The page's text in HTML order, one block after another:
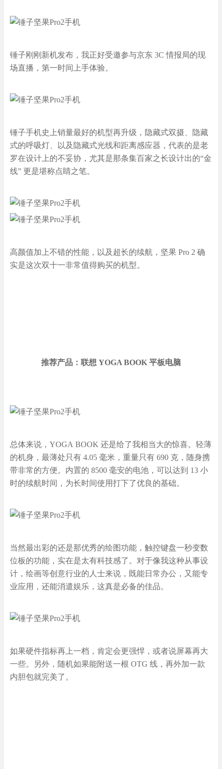
锤子刚刚新机发布，我正好受邀参与京东 3C 情报局的现
场直播，第一时间上手体验。
锤子手机史上销量最好的机型再升级，隐藏式双摄、隐藏
式的呼吸灯、以及隐藏式光线和距离感应器，代表的是老
罗在设计上的不妥协，尤其是那条集百家之长设计出的“金
线” 更是堪称点睛之笔。
高颜值加上不错的性能，以及超长的续航，坚果 Pro 2 确
实是这次双十一非常值得购买的机型。
推荐产品：联想 YOGA BOOK 平板电脑
总体来说，YOGA BOOK 还是给了我相当大的惊喜。轻薄
的机身，最薄处只有 4.05 毫米，重量只有 690 克，随身携
带非常的方便。内置的 8500 毫安的电池，可以达到 13 小
时的续航时间，为长时间使用打下了优良的基础。
当然最出彩的还是那优秀的绘图功能，触控键盘一秒变数
位板的功能，实在是太有科技感了。对于像我这种从事设
计，绘画等创意行业的人士来说，既能日常办公，又能专
业应用，还能消遣娱乐，这真是必备的佳品。
如果硬件指标再上一档，肯定会更强悍，或者说屏幕再大
一些。另外，随机如果能附送一根 OTG 线，再外加一款
内胆包就完美了。